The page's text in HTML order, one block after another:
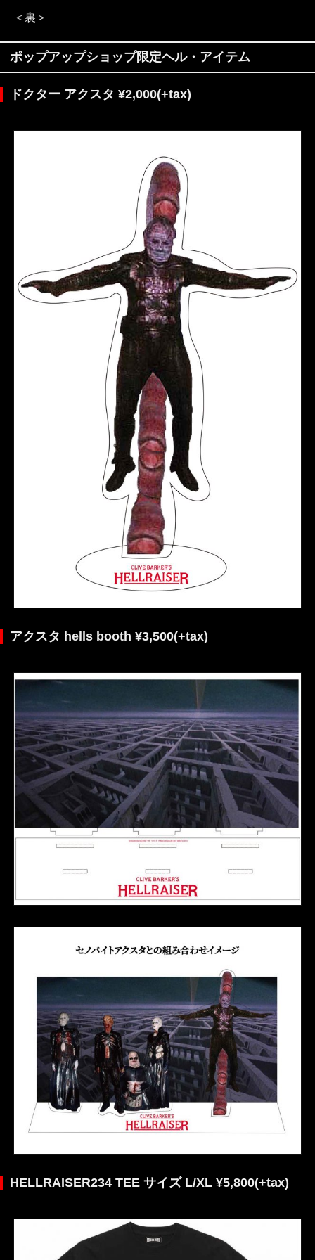
＜裏＞
ポップアップショップ限定ヘル・アイテム
ドクター アクスタ ¥2,000(+tax)
アクスタ hells booth ¥3,500(+tax)
HELLRAISER234 TEE サイズ L/XL ¥5,800(+tax)